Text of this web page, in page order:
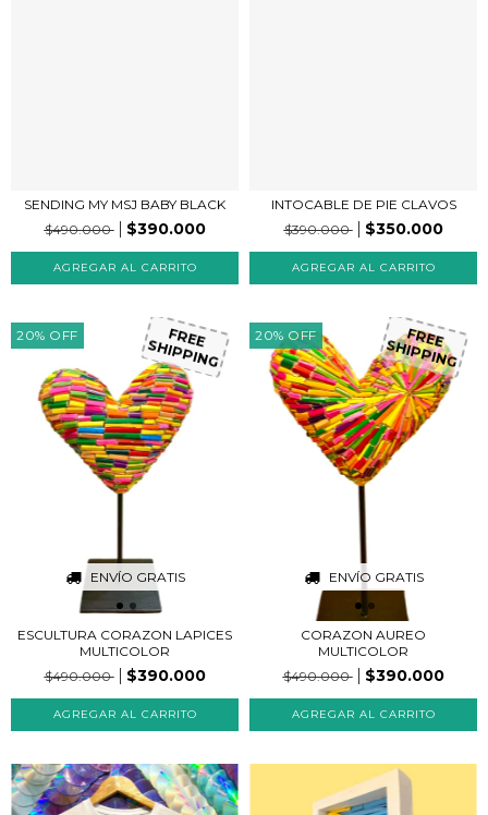
SENDING MY MSJ BABY BLACK
$490.000
$390.000
INTOCABLE DE PIE CLAVOS
$390.000
$350.000
20% OFF
ENVÍO GRATIS
FREE
SHIPPING
ESCULTURA CORAZON LAPICES
MULTICOLOR
$490.000
$390.000
20% OFF
ENVÍO GRATIS
FREE
SHIPPING
CORAZON AUREO
MULTICOLOR
$490.000
$390.000